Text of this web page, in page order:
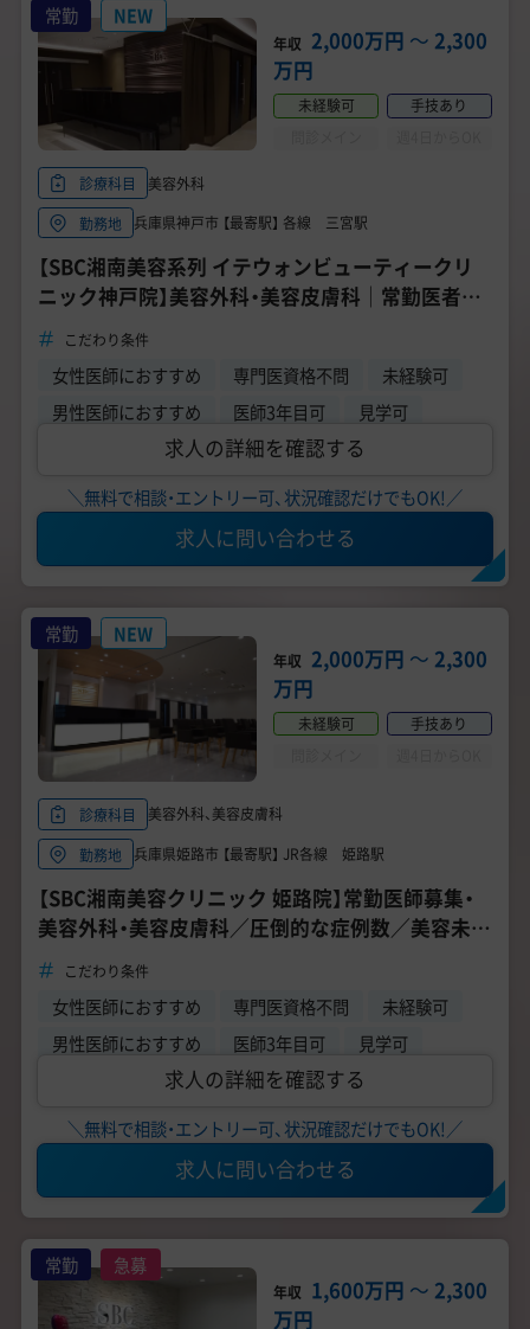
常勤 NEW
年収 2,000万円 〜 2,300
万円
未経験可
手技あり
診療科目
美容外科
勤務地
兵庫県神戸市 【最寄駅】 各線 三宮駅
【SBC湘南美容系列 イテウォンビューティークリ
ニック神戸院】美容外科・美容皮膚科｜常勤医者募
集｜福利厚生充実｜未経験可｜研修体制◎
こだわり条件
女性医師におすすめ 専門医資格不問
未経験可
男性医師におすすめ
医師3年目可 見学可
求人の詳細を確認する
＼無料で相談・エントリー可、状況確認だけでもOK!／
求人に問い合わせる
常勤 NEW
年収 2,000万円 〜 2,300
万円
未経験可
手技あり
診療科目
美容外科、美容皮膚科
勤務地
兵庫県姫路市 【最寄駅】 JR各線 姫路駅
【SBC湘南美容クリニック 姫路院】常勤医師募集・
美容外科・美容皮膚科／圧倒的な症例数／美容未経
験応募可能／安心の研修制度
こだわり条件
女性医師におすすめ 専門医資格不問
未経験可
男性医師におすすめ
医師3年目可 見学可
求人の詳細を確認する
＼無料で相談・エントリー可、状況確認だけでもOK!／
求人に問い合わせる
常勤 急募
年収 1,600万円 〜 2,300
万円